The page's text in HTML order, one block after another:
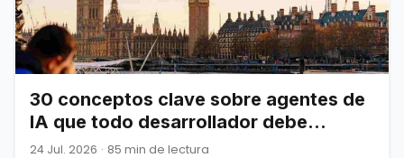
30 conceptos clave sobre agentes de
IA que todo desarrollador debe
dominar
24 Jul. 2026 · 85 min de lectura